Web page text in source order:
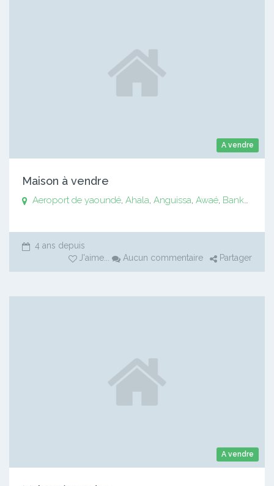
A vendre
Maison à vendre
Aeroport de yaoundé, Ahala, Anguissa, Awaé, Bankomo
4 ans depuis
J'aime... Aucun commentaire Partager
A vendre